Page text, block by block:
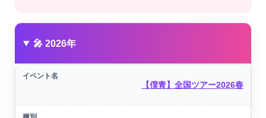
🎤 2026年
【僕青】全国ツアー2026春